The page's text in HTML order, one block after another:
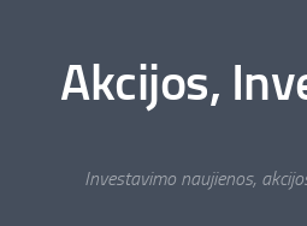
Akcijos,
Investavimo naujienos,